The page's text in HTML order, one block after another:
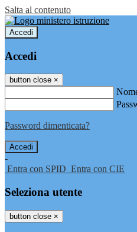
Salta al contenuto
Accedi
Accedi
button close ×
Password dimenticata?
-
Entra con SPID Entra con CIE
Seleziona utente
button close ×